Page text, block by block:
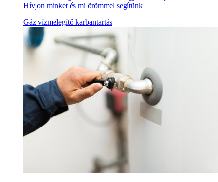
Hívjon minket és mi örömmel segítünk
Gáz vízmelegítő karbantartás